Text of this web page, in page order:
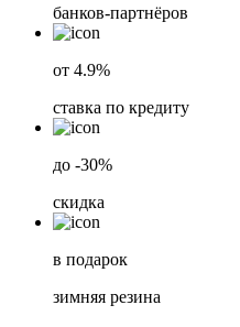
банков-партнёров
от 4.9%
ставка по кредиту
до -30%
скидка
в подарок
зимняя резина